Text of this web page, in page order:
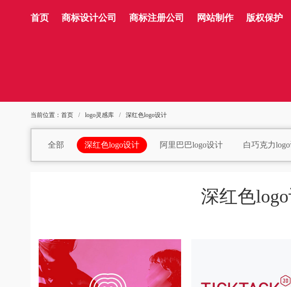
首页 商标设计公司 商标注册公司 网站制作 版权保护
当前位置： 首页 / logo灵感库 / 深红色logo设计
全部 深红色logo设计 阿里巴巴logo设计 白巧克力
茶logo设计 茶饮logo设
厨具
地板logo设计 电车logo设计
电信运营商logo设计 电商平台logo设计 地产公司logo设计
深红色